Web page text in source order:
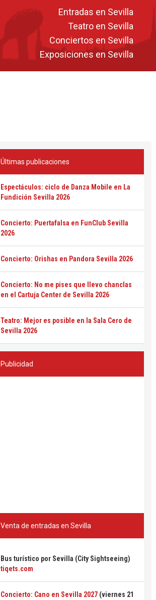
Entradas en Sevilla
Teatro en Sevilla
Conciertos en Sevilla
Exposiciones en Sevilla
Últimas publicaciones
Espectáculos: ciclo de Danza Mobile en La
Fundición Sevilla 2026
Concierto: Puertafalsa en FunClub Sevilla
2026
Concierto: Orishas en Pandora Sevilla 2026
Concierto: No me pises que llevo chanclas
en el Cartuja Center de Sevilla 2026
Teatro: Mejor es posible en la Sala Cero de
Sevilla 2026
Publicidad
Venta de entradas en Sevilla
Bus turístico por Sevilla (City Sightseeing)
tiqets.com
Concierto: Cano en Sevilla 2027 (viernes 21